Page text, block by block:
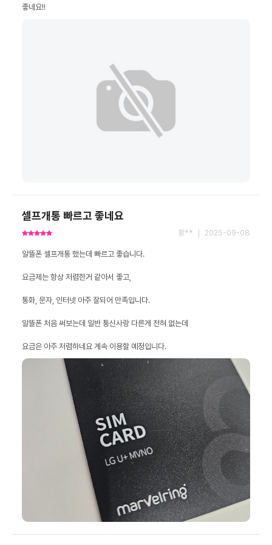
좋네요!!
셀프개통 빠르고 좋네요
황** ｜ 2025-09-08
요금은 아주 저렴하네요 계속 이용할 예정입니다.